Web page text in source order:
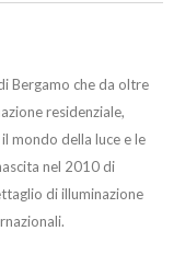
Bergamo che da oltre
residenziale,
mondo della luce e le
nel 2010 di
di illuminazione